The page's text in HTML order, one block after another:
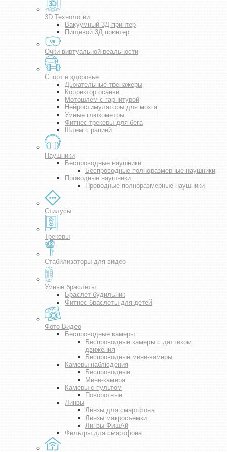
3D Технологии
Вакуумный 3Д принтер
Пищевой 3Д принтер
Очки виртуальной реальности
Спорт и здоровье
Дыхательные тренажеры
Корректор осанки
Мотошлем с гарнитурой
Нейростимуляторы для мозга
Умные глюкометры
Фитнес-трекеры для бега
Шлем с рацией
Наушники
Беспроводные наушники
Беспроводные полноразмерные наушники
Проводные наушники
Проводные полноразмерные наушники
Стилусы
Трекеры
Стабилизаторы для видео
Умные браслеты
Браслет-будильник
Фитнес-браслеты для детей
Фото-Видео
Беспроводные камеры
Беспроводные камеры с датчиком
движения
Беспроводные мини-камеры
Камеры наблюдения
Беспроводные
Мини-камера
Камеры с пультом
Поворотные
Линзы
Линзы для смартфона
Линзы макросъемки
Линзы ФишАй
Фильтры для смартфона